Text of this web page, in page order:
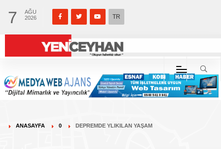
7
AĞU
2026
TR
ANASAYFA 0 DEPREMDE YLIKILAN YAŞAM